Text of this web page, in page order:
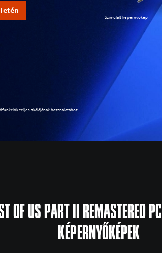
Szimulált képernyőkép
teljes skálájának használatához.
OF US PART II REMASTERED
KÉPERNYŐKÉPEK